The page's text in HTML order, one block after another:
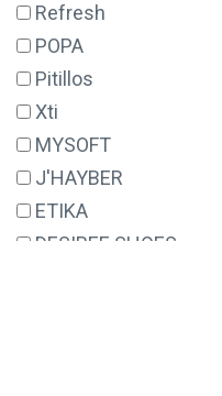
Refresh
POPA
Pitillos
Xti
MYSOFT
J'HAYBER
ETIKA
DESIREE SHOES